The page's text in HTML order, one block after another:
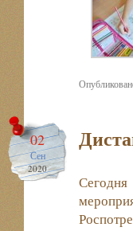
02
Сен
2020